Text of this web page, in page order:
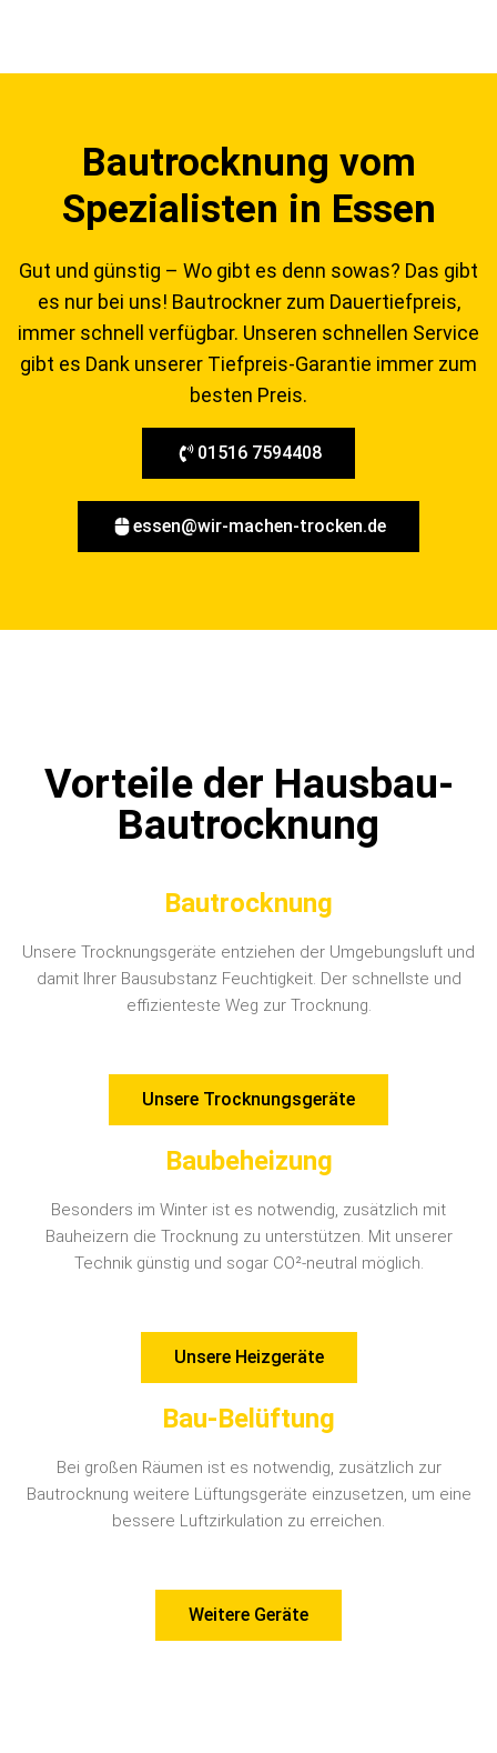
Bautrocknung vom
Spezialisten in Essen
Gut und günstig – Wo gibt es denn sowas? Das gibt
es nur bei uns! Bautrockner zum Dauertiefpreis,
immer schnell verfügbar. Unseren schnellen Service
gibt es Dank unserer Tiefpreis-Garantie immer zum
besten Preis.
01516 7594408
essen@wir-machen-trocken.de
Vorteile der Hausbau-
Bautrocknung
Bautrocknung
Unsere Trocknungsgeräte entziehen der Umgebungsluft und
damit Ihrer Bausubstanz Feuchtigkeit. Der schnellste und
effizienteste Weg zur Trocknung.
Unsere Trocknungsgeräte
Baubeheizung
Besonders im Winter ist es notwendig, zusätzlich mit
Bauheizern die Trocknung zu unterstützen. Mit unserer
Technik günstig und sogar CO²-neutral möglich.
Unsere Heizgeräte
Bau-Belüftung
Bei großen Räumen ist es notwendig, zusätzlich zur
Bautrocknung weitere Lüftungsgeräte einzusetzen, um eine
bessere Luftzirkulation zu erreichen.
Weitere Geräte